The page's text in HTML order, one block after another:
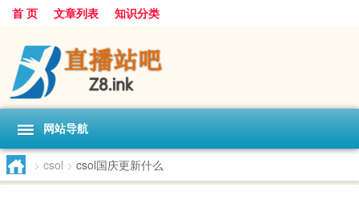
首 页 文章列表 知识分类
网站导航
> csol > csol国庆更新什么